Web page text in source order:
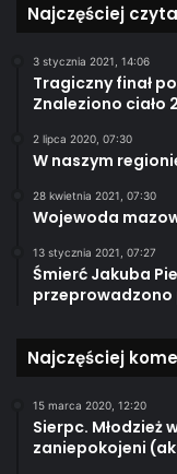
Najczęściej
3 stycznia 2021, 14:06
Tragiczny finał
Znaleziono ciało
2 lipca 2020, 07:30
W naszym
28 kwietnia 2021, 07:30
Wojewoda
13 stycznia 2021, 07:27
Śmierć Jakuba
przeprowadzono
Najczęściej
15 marca 2020, 12:20
Sierpc. Młodzież
zaniepokojeni